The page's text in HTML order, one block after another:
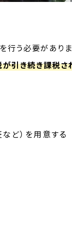
行う必要があり
引き続き課税さ
ど）を用意する